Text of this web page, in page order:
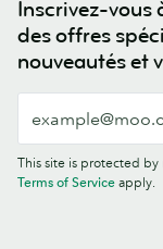
Inscrivez-vous
des offres
nouveautés et
This site is protected
Terms of Service apply.